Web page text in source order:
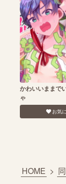
かわいいままで
ゃ
お気
HOME >